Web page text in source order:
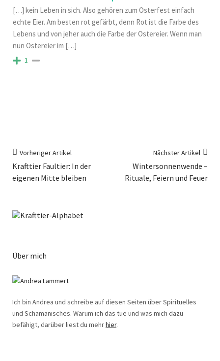
[…] kein Leben in sich. Also gehören zum Osterfest einfach
echte Eier. Am besten rot gefärbt, denn Rot ist die Farbe des
Lebens und von jeher auch die Farbe der Ostereier. Wenn man
nun Ostereier im […]
1
Vorheriger Artikel
Krafttier Faultier: In der
eigenen Mitte bleiben
Nächster Artikel
Wintersonnenwende –
Rituale, Feiern und Feuer
Über mich
Ich bin Andrea und schreibe auf diesen Seiten über Spirituelles
und Schamanisches. Warum ich das tue und was mich dazu
befähigt, darüber liest du mehrhier.